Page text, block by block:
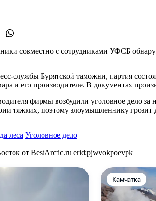
совместно с сотрудниками УФСБ
службы Бурятской таможни, партия
и его производителе. В документах
фирмы возбудили уголовное дело за
тяжких, поэтому злоумышленнику
леса Уголовное дело
от BestArctic.ru erid:pjwvokpoevpk